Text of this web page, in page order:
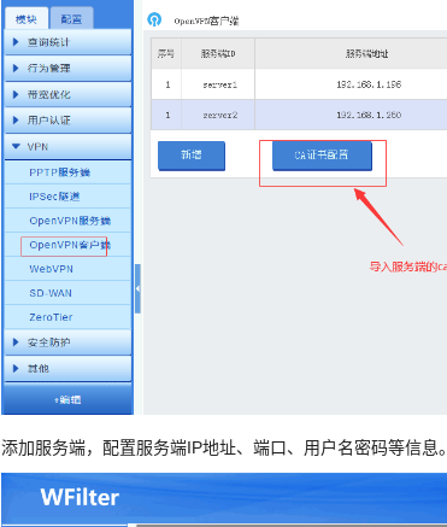
添加服务端，配置服务端IP地址、端口、用户名密码等信息。